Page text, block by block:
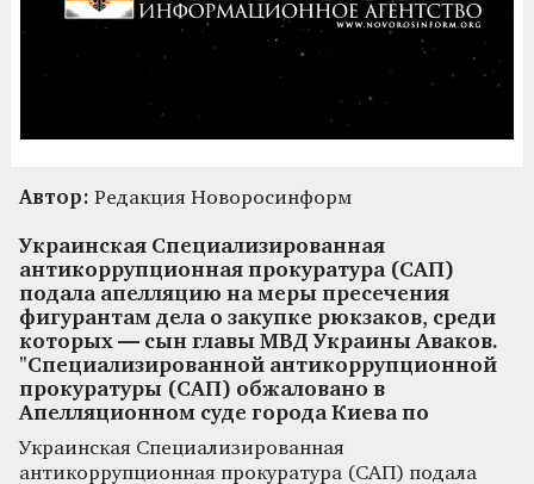
Автор: Редакция Новоросинформ
Украинская Специализированная
антикоррупционная прокуратура (САП)
подала апелляцию на меры пресечения
фигурантам дела о закупке рюкзаков, среди
которых — сын главы МВД Украины Аваков.
"Специализированной антикоррупционной
прокуратуры (САП) обжаловано в
Апелляционном суде города Киева по
Украинская Специализированная
антикоррупционная прокуратура (САП) подала